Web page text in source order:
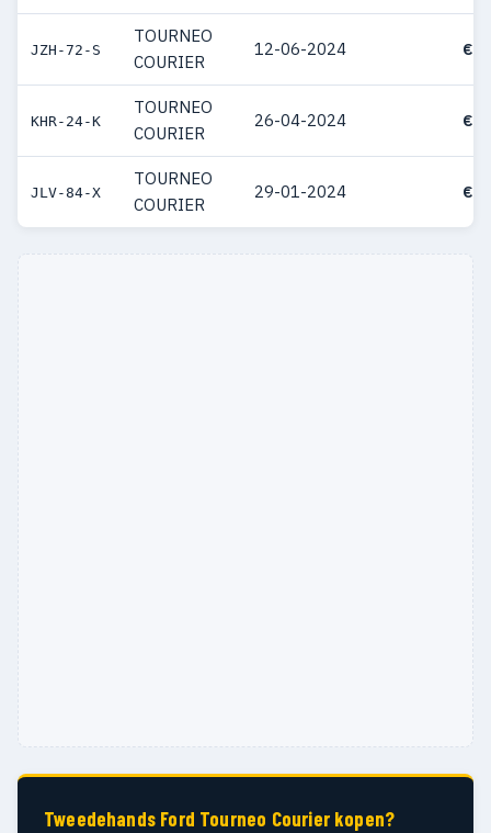
JZH-72-S
TOURNEO
COURIER
12-06-2024 €
KHR-24-K
TOURNEO
COURIER
26-04-2024 €
JLV-84-X
TOURNEO
COURIER
29-01-2024 €
Tweedehands Ford Tourneo Courier kopen?